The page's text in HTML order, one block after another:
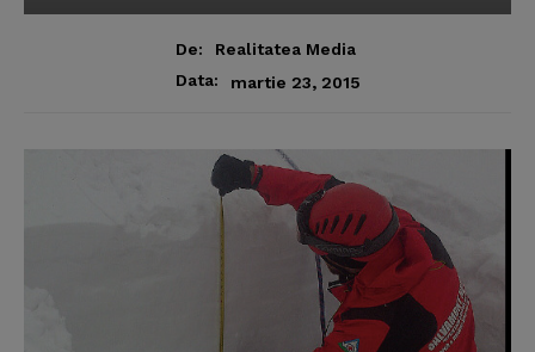
De:
Realitatea Media
Data:
martie 23, 2015